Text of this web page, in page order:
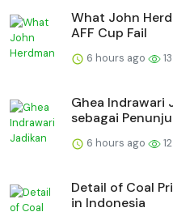
What John
AFF Cup Fail
6 hours ago 13
Ghea Indrawari
sebagai
6 hours ago 12
Detail of Coal
in Indonesia